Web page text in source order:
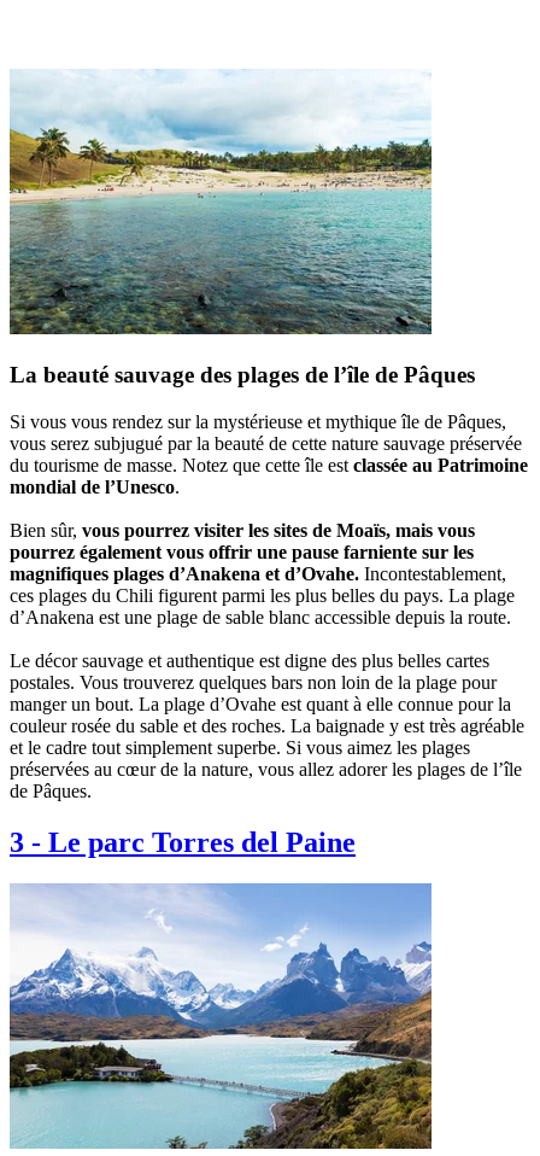
La beauté sauvage des plages de l’île de Pâques
Si vous vous rendez sur la mystérieuse et mythique île de Pâques,
vous serez subjugué par la beauté de cette nature sauvage préservée
du tourisme de masse. Notez que cette île est classée au Patrimoine
mondial de l’Unesco.
Bien sûr, vous pourrez visiter les sites de Moaïs, mais vous
pourrez également vous offrir une pause farniente sur les
magnifiques plages d’Anakena et d’Ovahe. Incontestablement,
ces plages du Chili figurent parmi les plus belles du pays. La plage
d’Anakena est une plage de sable blanc accessible depuis la route.
Le décor sauvage et authentique est digne des plus belles cartes
postales. Vous trouverez quelques bars non loin de la plage pour
manger un bout. La plage d’Ovahe est quant à elle connue pour la
couleur rosée du sable et des roches. La baignade y est très agréable
et le cadre tout simplement superbe. Si vous aimez les plages
préservées au cœur de la nature, vous allez adorer les plages de l’île
de Pâques.
3 - Le parc Torres del Paine